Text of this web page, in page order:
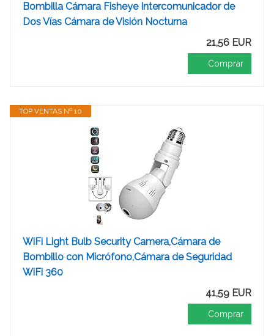
Bombilla Cámara Fisheye Intercomunicador de
Dos Vías Cámara de Visión Nocturna
21,56 EUR
Comprar
TOP VENTAS Nº 10
WiFi Light Bulb Security Camera,Cámara de
Bombillo con Micrófono,Cámara de Seguridad
WiFi 360
41,59 EUR
Comprar